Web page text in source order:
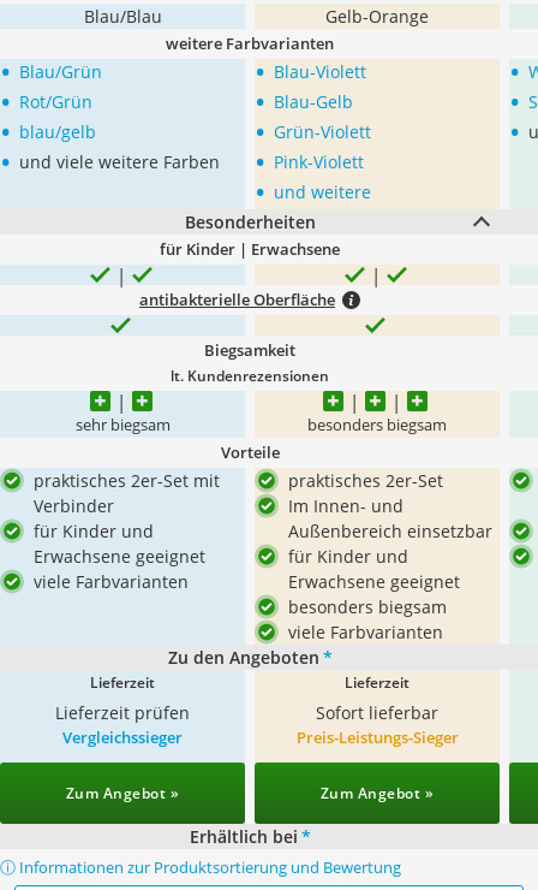
Blau/Blau Gelb-Orange
weitere Farbvarianten
• Blau/Grün
• Rot/Grün
• blau/gelb
• und viele weitere Farben
• Blau-Violett
• Blau-Gelb
• Grün-Violett
• Pink-Violett
• und weitere
•
•
•
Besonderheiten
für Kinder | Erwachsene
antibakterielle Oberfläche
Biegsamkeit
lt. Kundenrezensionen
sehr biegsam besonders biegsam
Vorteile
praktisches 2er-Set mit
Verbinder
für Kinder und
Erwachsene geeignet
viele Farbvarianten
praktisches 2er-Set
Im Innen- und
Außenbereich einsetzbar
für Kinder und
Erwachsene geeignet
besonders biegsam
viele Farbvarianten
Zu den Angeboten *
Lieferzeit
Lieferzeit prüfen
Lieferzeit
Sofort lieferbar
Vergleichssieger
Zum Angebot »
Preis-Leistungs-Sieger
Zum Angebot »
Erhältlich bei *
ⓘ Informationen zur Produktsortierung und Bewertung